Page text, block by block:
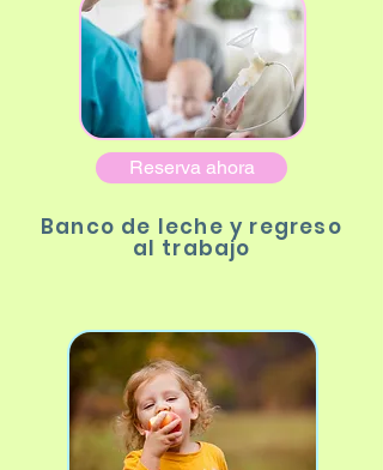
Reserva ahora
Banco de leche y regreso
al trabajo